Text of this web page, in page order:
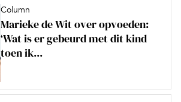
Column
Marieke de Wit over opvoeden:
‘Wat is er gebeurd met dit kind
toen ik...